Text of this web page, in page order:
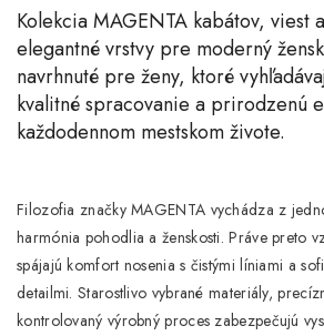
KolekciaMAGENTA kabátov, viest
elegantné vrstvy pre moderný
navrhnuté pre ženy, ktoré
kvalitné spracovanie a prirodzenú
každodennom mestskom živote.
Filozofia značky MAGENTA vychádza z
harmónia pohodlia a ženskosti. Práve preto
spájajú komfort nosenia s čistými líniami a
detailmi. Starostlivo vybrané materiály,
kontrolovaný výrobný proces zabezpečujú